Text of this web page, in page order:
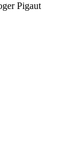
Pigaut